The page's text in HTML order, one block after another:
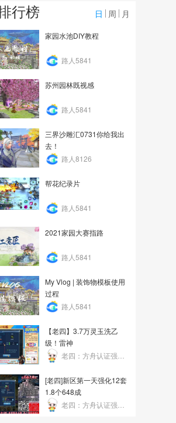
2654
2020NEXT冬季赛倩女幽
魂手游第七届跨服明星...
828
行榜 日 周 月
家园水池DIY教程
路人5841
苏州园林既视感
路人5841
三界沙雕汇0731你给我出
去！
路人8126
帮花纪录片
路人5841
2021家园大赛指路
路人5841
My Vlog | 装饰物模板使用
过程
路人5841
【老四】3.7万灵玉洗乙
级！雷神
[老四]新区第一天强化12套
1.8个648成